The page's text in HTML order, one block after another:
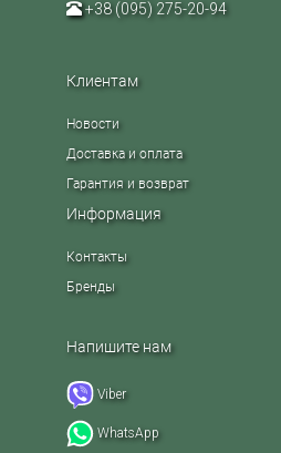
+38 (095) 275-20-94
Клиентам
Новости
Доставка и оплата
Гарантия и возврат
Информация
Контакты
Бренды
Напишите нам
Viber
WhatsApp